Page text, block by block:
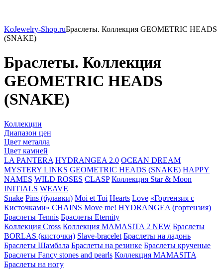
KoJewelry-Shop.ruБраслеты. Коллекция GEOMETRIC HEADS
(SNAKE)
Браслеты. Коллекция
GEOMETRIC HEADS
(SNAKE)
Коллекции
Диапазон цен
Цвет металла
Цвет камней
LA PANTERA HYDRANGEA 2.0 OCEAN DREAM
MYSTERY LINKS GEOMETRIC HEADS (SNAKE) HAPPY
NAMES WILD ROSES CLASP Коллекция Star & Moon
INITIALS WEAVE
Snake Pins (булавки) Moi et Toi Hearts Love «Гортензия с
Кисточками» CHAINS Move me! HYDRANGEA (гортензия)
Браслеты Tennis Браслеты Eternity
Коллекция Cross Коллекция MAMASITA 2 NEW Браслеты
BORLAS (кисточки) Slave-bracelet Браслеты на ладонь
Браслеты Шамбала Браслеты на резинке Браслеты крученые
Браслеты Fancy stones and pearls Коллекция MAMASITA
Браслеты на ногу